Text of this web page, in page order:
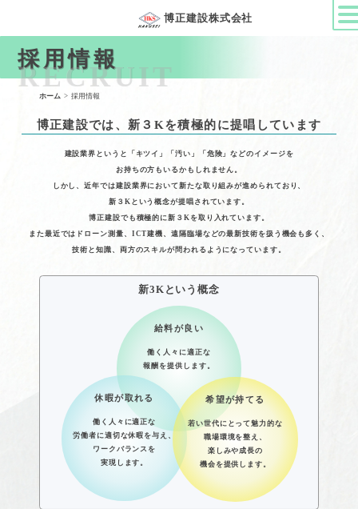
博正建設株式会社
採用情報
ホーム 採用情報
博正建設では、新３Kを積極的に提唱しています
建設業界というと「キツイ」「汚い」「危険」などのイメージを
お持ちの方もいるかもしれません。
しかし、近年では建設業界において新たな取り組みが進められており、
新３Kという概念が提唱されています。
博正建設でも積極的に新３Kを取り入れています。
また最近ではドローン測量、ICT建機、遠隔臨場などの最新技術を扱う機会も多く、
技術と知識、両方のスキルが問われるようになっています。
新3Kという概念
給料が良い
働く人々に適正な
報酬を提供します。
休暇が取れる
働く人々に適正な
労働者に適切な休暇を与え、
ワークバランスを
実現します。
希望が持てる
若い世代にとって魅力的な
職場環境を整え、
楽しみや成長の
機会を提供します。